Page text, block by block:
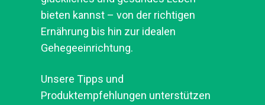
bieten kannst – von der richtigen
Ernährung bis hin zur idealen
Gehegeeinrichtung.
Unsere Tipps und
Produktempfehlungen unterstützen